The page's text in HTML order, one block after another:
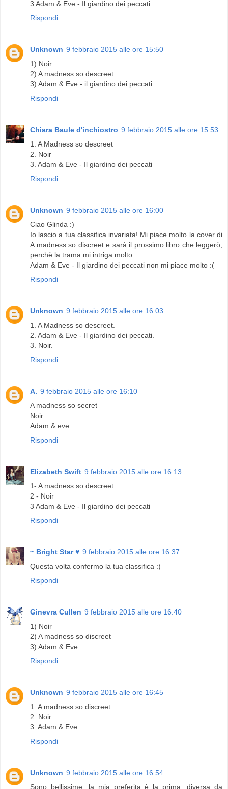
3 Adam & Eve - Il giardino dei peccati
Rispondi
Unknown 9 febbraio 2015 alle ore 15:50
1) Noir
2) A madness so descreet
3) Adam & Eve - il giardino dei peccati
Rispondi
Chiara Baule d'inchiostro 9 febbraio 2015 alle ore 15:53
1. A Madness so descreet
2. Noir
3. Adam & Eve - Il giardino dei peccati
Rispondi
Unknown 9 febbraio 2015 alle ore 16:00
Ciao Glinda :)
Io lascio a tua classifica invariata! Mi piace molto la cover di
A madness so discreet e sarà il prossimo libro che leggerò,
perchè la trama mi intriga molto.
Adam & Eve - Il giardino dei peccati non mi piace molto :(
Rispondi
Unknown 9 febbraio 2015 alle ore 16:03
1. A Madness so descreet.
2. Adam & Eve - Il giardino dei peccati.
3. Noir.
Rispondi
A. 9 febbraio 2015 alle ore 16:10
A madness so secret
Noir
Adam & eve
Rispondi
Elizabeth Swift 9 febbraio 2015 alle ore 16:13
1- A madness so descreet
2 - Noir
3 Adam & Eve - Il giardino dei peccati
Rispondi
~ Bright Star ♥ 9 febbraio 2015 alle ore 16:37
Questa volta confermo la tua classifica :)
Rispondi
Ginevra Cullen 9 febbraio 2015 alle ore 16:40
1) Noir
2) A madness so discreet
3) Adam & Eve
Rispondi
Unknown 9 febbraio 2015 alle ore 16:45
1. A madness so discreet
2. Noir
3. Adam & Eve
Rispondi
Unknown 9 febbraio 2015 alle ore 16:54
Sono bellissime, la mia preferita è la prima, diversa da